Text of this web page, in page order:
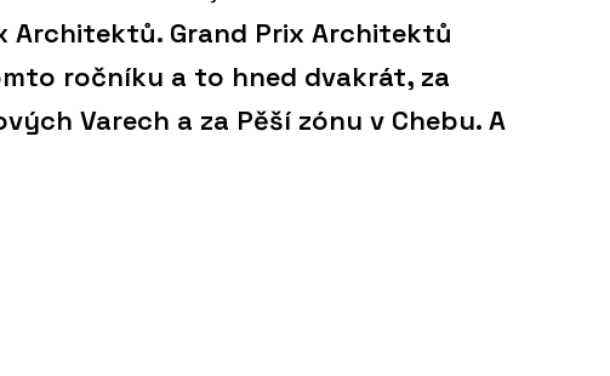
Architektů. Grand Prix Architektů
ročníku a to hned dvakrát, za
Varech a za Pěší zónu v Chebu. A